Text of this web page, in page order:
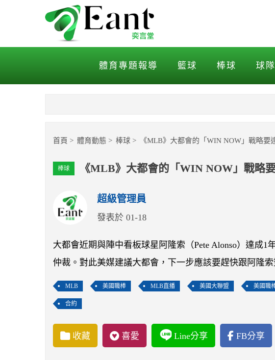
《MLB》大都會的「WIN NOW
體育專題報導 籃球 棒球 球
首頁 體育動態 棒球 《MLB》大都會的「WIN NOW」戰略要
棒球 《MLB》大都會的「WIN NOW」戰略
超級管理員
發表於 01-18
大都會近期與陣中看板球星阿隆索（Pete Alonso）達成1
仲裁。對此美媒建議大都會，下一步應該要趕快跟阿隆索
MLB 美國職棒 MLB直播 美國大聯盟 美國職
合約
收藏 喜愛 Line分享 FB分享